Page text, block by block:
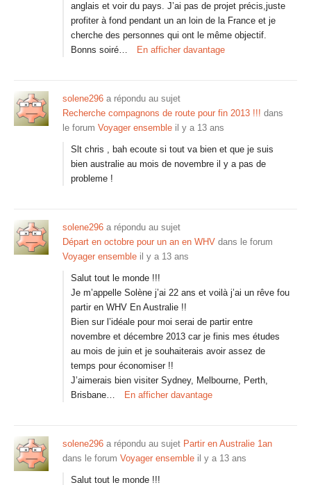
anglais et voir du pays. J’ai pas de projet précis,juste
profiter à fond pendant un an loin de la France et je
cherche des personnes qui ont le même objectif.
Bonns soiré…
En afficher davantage
solene296 a répondu au sujet
Recherche compagnons de route pour fin 2013 !!! dans
le forum Voyager ensemble il y a 13 ans
Slt chris , bah ecoute si tout va bien et que je suis
bien australie au mois de novembre il y a pas de
probleme !
solene296 a répondu au sujet
Départ en octobre pour un an en WHV dans le forum
Voyager ensemble il y a 13 ans
Salut tout le monde !!!
Je m’appelle Solène j’ai 22 ans et voilà j’ai un rêve fou
partir en WHV En Australie !!
Bien sur l’idéale pour moi serai de partir entre
novembre et décembre 2013 car je finis mes études
au mois de juin et je souhaiterais avoir assez de
temps pour économiser !!
J’aimerais bien visiter Sydney, Melbourne, Perth,
Brisbane…
En afficher davantage
solene296 a répondu au sujet Partir en Australie 1an
dans le forum Voyager ensemble il y a 13 ans
Salut tout le monde !!!